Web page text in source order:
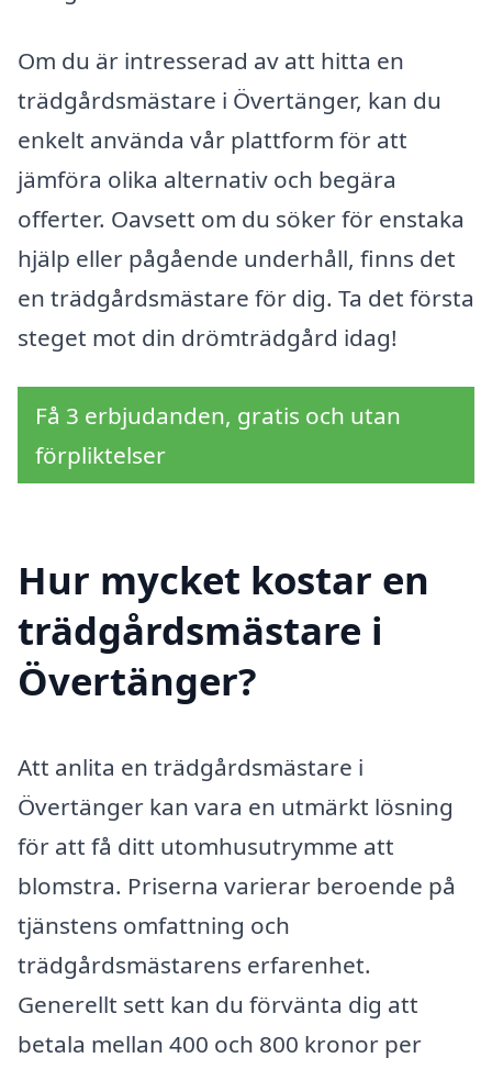
Om du är intresserad av att hitta en
trädgårdsmästare i Övertänger, kan du
enkelt använda vår plattform för att
jämföra olika alternativ och begära
offerter. Oavsett om du söker för enstaka
hjälp eller pågående underhåll, finns det
en trädgårdsmästare för dig. Ta det första
steget mot din drömträdgård idag!
Få 3 erbjudanden, gratis och utan
förpliktelser
Hur mycket kostar en
trädgårdsmästare i
Övertänger?
Att anlita en trädgårdsmästare i
Övertänger kan vara en utmärkt lösning
för att få ditt utomhusutrymme att
blomstra. Priserna varierar beroende på
tjänstens omfattning och
trädgårdsmästarens erfarenhet.
Generellt sett kan du förvänta dig att
betala mellan 400 och 800 kronor per